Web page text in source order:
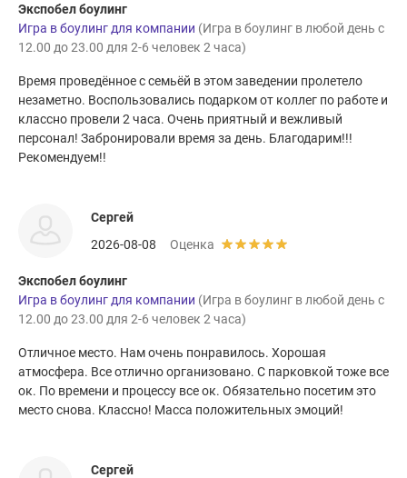
Экспобел боулинг
Игра в боулинг для компании (Игра в боулинг в любой день с
12.00 до 23.00 для 2-6 человек 2 часа)
Время проведённое с семьёй в этом заведении пролетело
незаметно. Воспользовались подарком от коллег по работе и
классно провели 2 часа. Очень приятный и вежливый
персонал! Забронировали время за день. Благодарим!!!
Рекомендуем!!
Сергей
2026-08-08
Оценка
Экспобел боулинг
Игра в боулинг для компании (Игра в боулинг в любой день с
12.00 до 23.00 для 2-6 человек 2 часа)
Отличное место. Нам очень понравилось. Хорошая
атмосфера. Все отлично организовано. С парковкой тоже все
ок. По времени и процессу все ок. Обязательно посетим это
место снова. Классно! Масса положительных эмоций!
Сергей